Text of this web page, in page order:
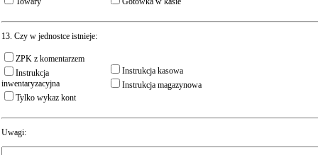
13. Czy w jednostce istnieje:
ZPK z komentarzem
Instrukcja
inwentaryzacyjna
Tylko wykaz kont
Instrukcja kasowa
Instrukcja magazynowa
Uwagi: